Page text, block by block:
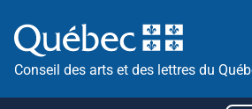
to
content
Conseil des arts et des lettres du